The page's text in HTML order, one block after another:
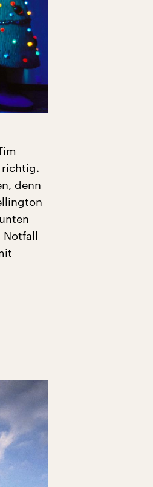
richtig.
denn
Notfall